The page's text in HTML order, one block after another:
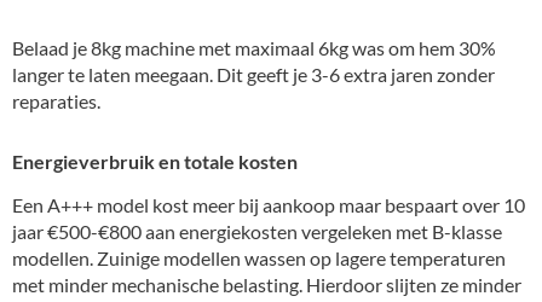
Belaad je 8kg machine met maximaal 6kg was om hem 30%
langer te laten meegaan. Dit geeft je 3-6 extra jaren zonder
reparaties.
Energieverbruik en totale kosten
Een A+++ model kost meer bij aankoop maar bespaart over 10
jaar €500-€800 aan energiekosten vergeleken met B-klasse
modellen. Zuinige modellen wassen op lagere temperaturen
met minder mechanische belasting. Hierdoor slijten ze minder